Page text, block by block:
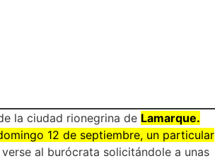
la ciudad rionegrina de Lamarque.
12 de septiembre, un particular
al burócrata solicitándole a unas